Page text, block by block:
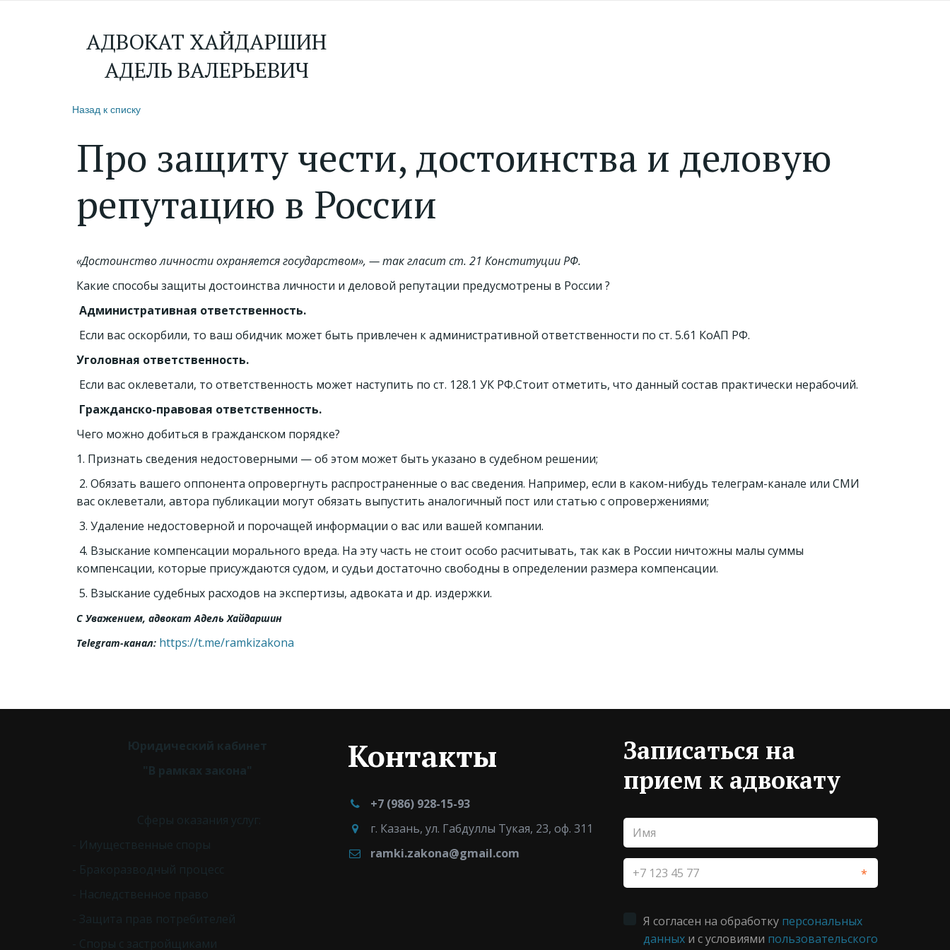
АДВОКАТ ХАЙДАРШИН
АДЕЛЬ ВАЛЕРЬЕВИЧ
Назад к списку
Про защиту чести, достоинства и деловую
репутацию в России
«Достоинство личности охраняется государством», — так гласит ст. 21 Конституции РФ.
Какие способы защиты достоинства личности и деловой репутации предусмотрены в России ?
Административная ответственность.
Если вас оскорбили, то ваш обидчик может быть привлечен к административной ответственности по ст. 5.61 КоАП РФ.
Уголовная ответственность.
Если вас оклеветали, то ответственность может наступить по ст. 128.1 УК РФ.Стоит отметить, что данный состав практически нерабочий.
Гражданско-правовая ответственность.
Чего можно добиться в гражданском порядке?
1. Признать сведения недостоверными — об этом может быть указано в судебном решении;
2. Обязать вашего оппонента опровергнуть распространенные о вас сведения. Например, если в каком-нибудь телеграм-канале или СМИ
вас оклеветали, автора публикации могут обязать выпустить аналогичный пост или статью с опровержениями;
3. Удаление недостоверной и порочащей информации о вас или вашей компании.
4. Взыскание компенсации морального вреда. На эту часть не стоит особо расчитывать, так как в России ничтожны малы суммы
компенсации, которые присуждаются судом, и судьи достаточно свободны в определении размера компенсации.
5. Взыскание судебных расходов на экспертизы, адвоката и др. издержки.
С Уважением, адвокат Адель Хайдаршин
Telegram-канал: https://t.me/ramkizakona
Юридический кабинет
"В рамках закона"
Сферы оказания услуг:
- Имущественные споры
- Бракоразводный процесс
- Наследственное право
- Защита прав потребителей
- Споры с застройщиками
Контакты
+7 (986) 928-15-93
г. Казань, ул. Габдуллы Тукая, 23, оф. 311
ramki.zakona@gmail.com
Записаться на
прием к адвокату
*
Я согласен на обработку персональных
данных и с условиями пользовательского